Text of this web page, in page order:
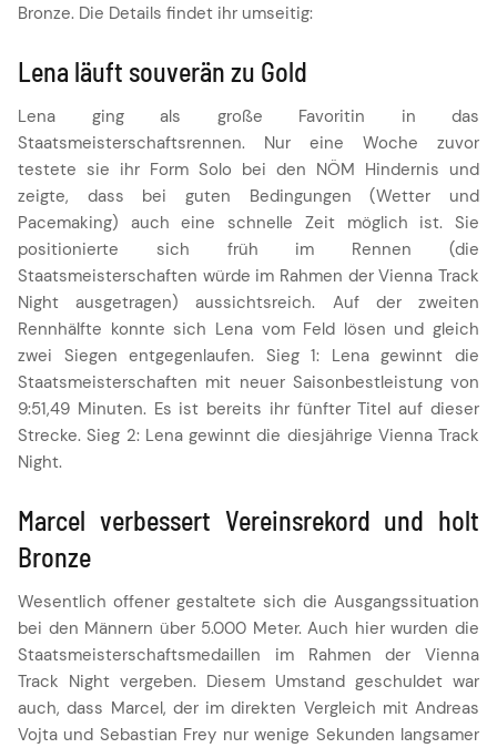
Bronze. Die Details findet ihr umseitig:
Lena läuft souverän zu Gold
Lena ging als große Favoritin in das
Staatsmeisterschaftsrennen. Nur eine Woche zuvor
testete sie ihr Form Solo bei den NÖM Hindernis und
zeigte, dass bei guten Bedingungen (Wetter und
Pacemaking) auch eine schnelle Zeit möglich ist. Sie
positionierte sich früh im Rennen (die
Staatsmeisterschaften würde im Rahmen der Vienna Track
Night ausgetragen) aussichtsreich. Auf der zweiten
Rennhälfte konnte sich Lena vom Feld lösen und gleich
zwei Siegen entgegenlaufen. Sieg 1: Lena gewinnt die
Staatsmeisterschaften mit neuer Saisonbestleistung von
9:51,49 Minuten. Es ist bereits ihr fünfter Titel auf dieser
Strecke. Sieg 2: Lena gewinnt die diesjährige Vienna Track
Night.
Marcel verbessert Vereinsrekord und holt
Bronze
Wesentlich offener gestaltete sich die Ausgangssituation
bei den Männern über 5.000 Meter. Auch hier wurden die
Staatsmeisterschaftsmedaillen im Rahmen der Vienna
Track Night vergeben. Diesem Umstand geschuldet war
auch, dass Marcel, der im direkten Vergleich mit Andreas
Vojta und Sebastian Frey nur wenige Sekunden langsamer